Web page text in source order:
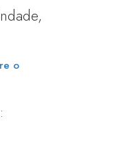
o